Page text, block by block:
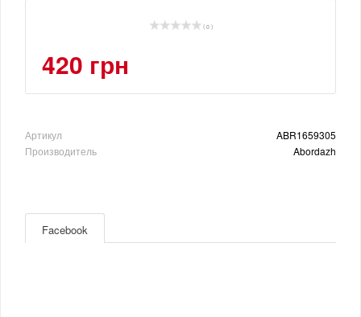
( 0 )
420 грн
Артикул
ABR1659305
Производитель
Abordazh
Facebook